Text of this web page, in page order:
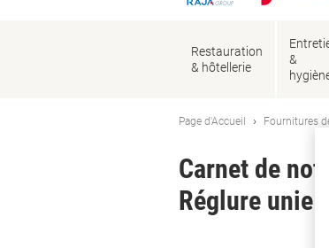
Restauration
& hôtellerie
&
Page d'Accueil Fournitures
Carnet de
Réglure unie